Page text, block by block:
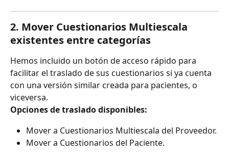
2. Mover Cuestionarios Multiescala
existentes entre categorías
Hemos incluido un botón de acceso rápido para
facilitar el traslado de sus cuestionarios si ya cuenta
con una versión similar creada para pacientes, o
viceversa.
Opciones de traslado disponibles:
Mover a Cuestionarios Multiescala del Proveedor.
Mover a Cuestionarios del Paciente.